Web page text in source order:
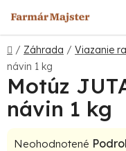
na
obsah
Domov
/ Záhrada / Viazanie
návin 1 kg
Motúz
návin 1 kg
Priemerné
Neohodnotené